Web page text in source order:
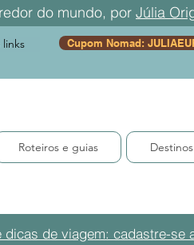
do mundo, por Júlia
links Cupom Nomad:
Roteiros e guias Destinos
dicas de viagem: cadastre-se